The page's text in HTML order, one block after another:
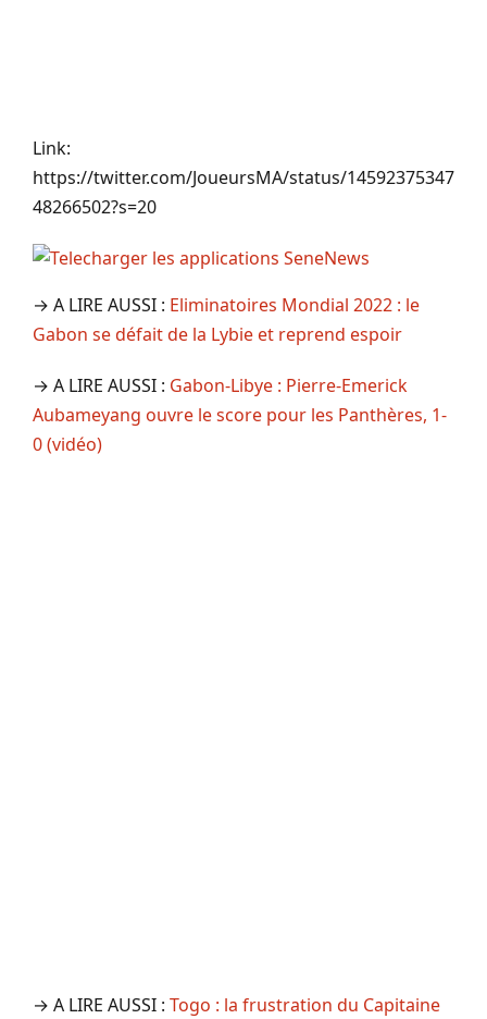
Link:
https://twitter.com/JoueursMA/status/14592375347
48266502?s=20
→ A LIRE AUSSI : Eliminatoires Mondial 2022 : le
Gabon se défait de la Lybie et reprend espoir
→ A LIRE AUSSI : Gabon-Libye : Pierre-Emerick
Aubameyang ouvre le score pour les Panthères, 1-
0 (vidéo)
→ A LIRE AUSSI : Togo : la frustration du Capitaine